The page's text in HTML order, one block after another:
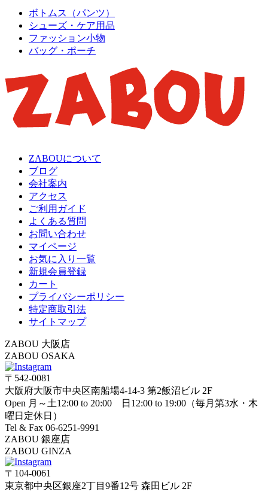
ボトムス（パンツ）
シューズ・ケア用品
ファッション小物
バッグ・ポーチ
ZABOUについて
ブログ
会社案内
アクセス
ご利用ガイド
よくある質問
お問い合わせ
マイページ
お気に入り一覧
新規会員登録
カート
プライバシーポリシー
特定商取引法
サイトマップ
ZABOU 大阪店
ZABOU OSAKA
〒542-0081
大阪府大阪市中央区南船場4-14-3 第2飯沼ビル 2F
Open 月～土12:00 to 20:00 日12:00 to 19:00（毎月第3水・木
曜日定休日）
Tel & Fax 06-6251-9991
ZABOU 銀座店
ZABOU GINZA
〒104-0061
東京都中央区銀座2丁目9番12号 森田ビル 2F